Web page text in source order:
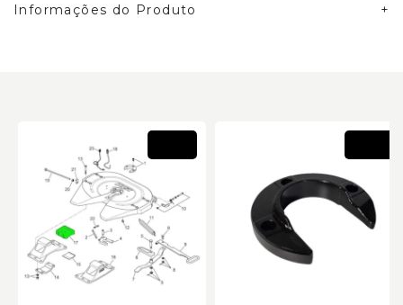
Informações do Produto